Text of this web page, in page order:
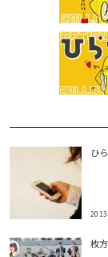
ひ
2013
枚